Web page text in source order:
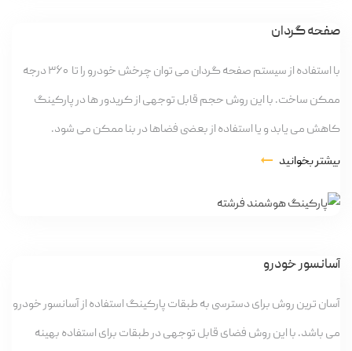
صفحه گردان
با استفاده از سیستم صفحه گردان می توان چرخش خودرو را تا ۳۶۰ درجه
ممکن ساخت. با این روش حجم قابل توجهی از کریدور ها در پارکینگ
کاهش می یابد و یا استفاده از بعضی فضاها در بنا ممکن می شود.
بیشتر بخوانید
آسانسور خودرو
آسان ترین روش برای دسترسی به طبقات پارکینگ استفاده از آسانسور خودرو
می باشد. با این روش فضای قابل توجهی در طبقات برای استفاده بهینه